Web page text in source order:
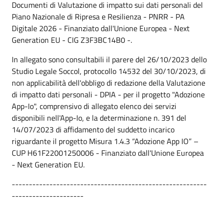
Documenti di Valutazione di impatto sui dati personali del
Piano Nazionale di Ripresa e Resilienza - PNRR - PA
Digitale 2026 - Finanziato dall'Unione Europea - Next
Generation EU - CIG Z3F3BC14B0 -.
In allegato sono consultabili il parere del 26/10/2023 dello
Studio Legale Soccol, protocollo 14532 del 30/10/2023, di
non applicabilità dell'obbligo di redazione della Valutazione
di impatto dati personali - DPIA - per il progetto "Adozione
App-Io", comprensivo di allegato elenco dei servizi
disponibili nell'App-Io, e la determinazione n. 391 del
14/07/2023 di affidamento del suddetto incarico
riguardante il progetto Misura 1.4.3 “Adozione App IO” –
CUP H61F22001250006 - Finanziato dall'Unione Europea
- Next Generation EU.
---------------------------------------------------------
---------------------